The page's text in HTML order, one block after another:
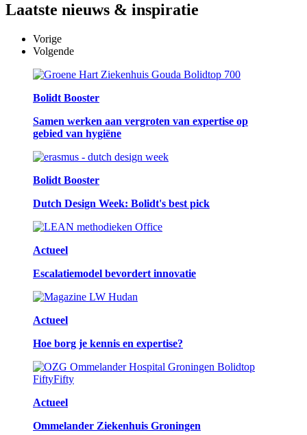
Laatste nieuws & inspiratie
Vorige
Volgende
Bolidt Booster
Samen werken aan vergroten van expertise op
gebied van hygiëne
Bolidt Booster
Dutch Design Week: Bolidt's best pick
Actueel
Escalatiemodel bevordert innovatie
Actueel
Hoe borg je kennis en expertise?
Actueel
Ommelander Ziekenhuis Groningen